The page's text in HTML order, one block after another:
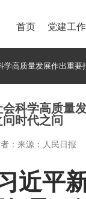
首页 党建工作
学高质量发展作出重
科学高质量
时代之问
：来源：人民日报
近平